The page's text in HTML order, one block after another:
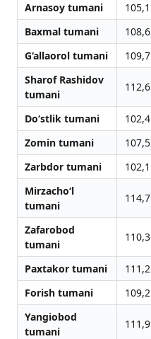
Arnasoy tumani
105,1
Baxmal tumani
108,6
G‘allaorol tumani
109,7
Sharof Rashidov
tumani
112,6
Do‘stlik tumani 102,4
Zomin tumani
107,5
Zarbdor tumani
102,1
Mirzacho‘l
tumani
114,7
Zafarobod
tumani
110,3
Paxtakor tumani 111,2
Forish tumani
109,2
Yangiobod
tumani
111,9